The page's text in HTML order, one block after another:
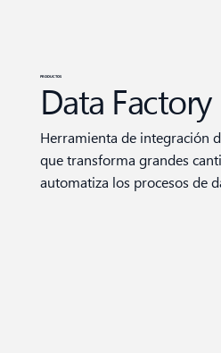
Data Factory
Herramienta de integración
que transforma grandes
automatiza los procesos de
PRODUCTOS